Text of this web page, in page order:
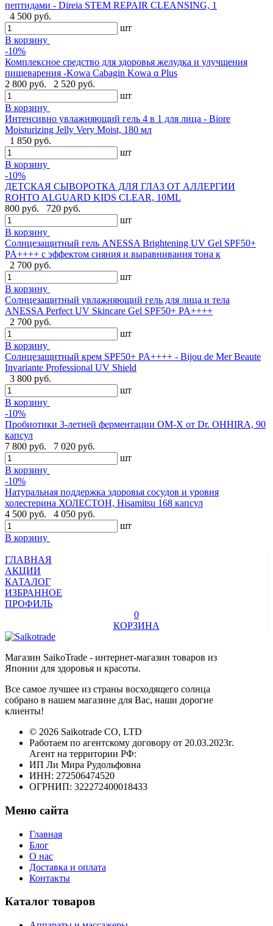
пептидами - Direia STEM REPAIR CLEANSING, 1
4 500 руб.
шт
В корзину
-10%
Комплексное средство для здоровья желудка и улучшения
пищеварения -Kowa Cabagin Kowa α Plus
2 800 руб.
2 520 руб.
шт
В корзину
Интенсивно увлажняющий гель 4 в 1 для лица - Biore
Moisturizing Jelly Very Moist, 180 мл
1 850 руб.
шт
В корзину
-10%
ДЕТСКАЯ СЫВОРОТКА ДЛЯ ГЛАЗ ОТ АЛЛЕРГИИ
ROHTO ALGUARD KIDS CLEAR, 10ML
800 руб.
720 руб.
шт
В корзину
Солнцезащитный гель ANESSA Brightening UV Gel SPF50+
PA++++ с эффектом сияния и выравнивания тона к
2 700 руб.
шт
В корзину
Солнцезащитный увлажняющий гель для лица и тела
ANESSA Perfect UV Skincare Gel SPF50+ PA++++
2 700 руб.
шт
В корзину
Cолнцезащитный крем SPF50+ PA++++ - Bijou de Mer Beaute
Invariante Professional UV Shield
3 800 руб.
шт
В корзину
-10%
Пробиотики 3-летней ферментации OM-X от Dr. OHHIRA, 90
капсул
7 800 руб.
7 020 руб.
шт
В корзину
-10%
Натуральная поддержка здоровья сосудов и уровня
холестерина ХОЛЕСТОН, Hisamitsu 168 капсул
4 500 руб.
4 050 руб.
шт
В корзину
ГЛАВНАЯ
АКЦИИ
КАТАЛОГ
ИЗБРАННОЕ
ПРОФИЛЬ
0
КОРЗИНА
Магазин SaikoTrade - интернет-магазин товаров из
Японии для здоровья и красоты.
Все самое лучшее из страны восходящего солнца
собрано в нашем магазине для Вас, наши дорогие
клиенты!
© 2026 Saikotrade CO, LTD
Работаем по агентскому договору от 20.03.2023г.
Агент на территории РФ:
ИП Ли Мира Рудольфовна
ИНН: 272506474520
ОГРНИП: 322272400018433
Меню сайта
Главная
Блог
О нас
Доставка и оплата
Контакты
Каталог товаров